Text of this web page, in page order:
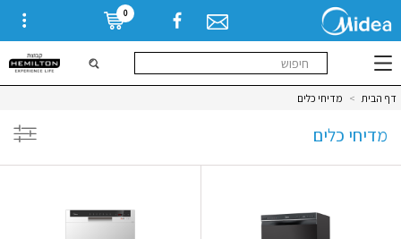
0
דף הבית > מדיחי כלים
מדיחי כלים